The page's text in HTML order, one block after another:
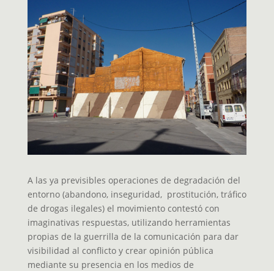
A las ya previsibles operaciones de degradación del
entorno (abandono, inseguridad, prostitución, tráfico
de drogas ilegales) el movimiento contestó con
imaginativas respuestas, utilizando herramientas
propias de la guerrilla de la comunicación para dar
visibilidad al conflicto y crear opinión pública
mediante su presencia en los medios de